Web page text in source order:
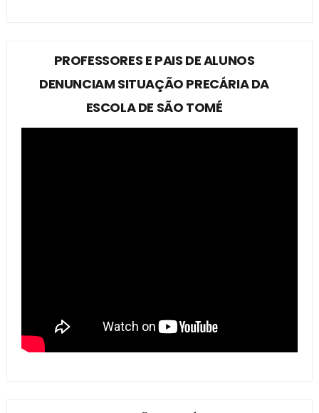
PROFESSORES E PAIS DE ALUNOS
DENUNCIAM SITUAÇÃO PRECÁRIA DA
ESCOLA DE SÃO TOMÉ